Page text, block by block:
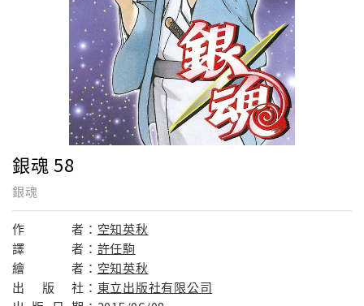
銀魂 58
銀魂
作 者： 空知英秋
譯
者： 許任駒
繪
者： 空知英秋
出
版 社： 東立出版社有限公司